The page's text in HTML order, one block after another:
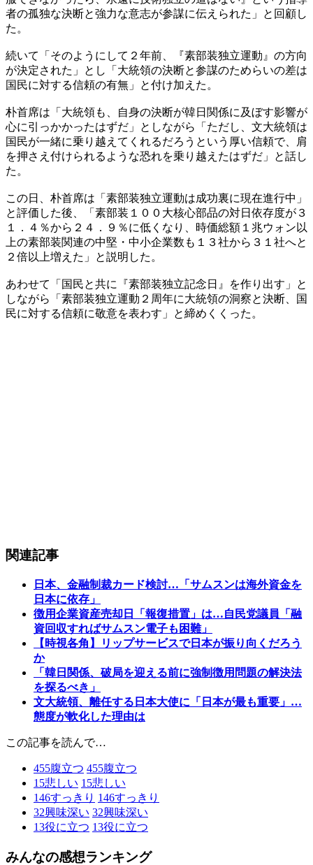
者の孤独な決断と強力な意志が参謀に伝えられた」と回顧し
た。
続いて「そのようにして２年前、『素部装独立運動』の方向
が決定された」とし「大統領の決断と参謀のためらいの差は
国民に対する信頼の有無」と付け加えた。
朴首席は「大統領も、自身の決断が韓日関係に及ぼす影響が
心に引っかかったはずだ」としながら「ただし、文大統領は
国民が一緒に乗り越えてくれるだろうという厚い信頼で、肩
を押さえ付けられるような恐れを乗り越えたはずだ」と話し
た。
この日、朴首席は「素部装独立運動は成功裏に現在進行中」
と評価した後、「素部装１００大核心部品の対日依存度が３
１．４％から２４．９％に低くなり、時価総額１兆ウォン以
上の素部装関連の中堅・中小企業数も１３社から３１社へと
２倍以上増えた」と説明した。
あわせて「国民と共に『素部装独立記念日』を作り出す」と
しながら「素部装独立運動２周年に大統領の洞察と決断、国
民に対する信頼に敬意を表わす」と締めくくった。
関連記事
日本、金融制裁カード検討…「サムスンは海外資金を
日本に依存」
徴用企業資産売却日「報復措置」は…自民党議員「融
資回収すればサムスン電子も困難」
【時視各角】リップサービスで日本が振り向くだろう
か
「韓日関係、破局を迎える前に強制徴用問題の解決法
を探るべき」
文大統領、離任する日本大使に「日本が最も重要」…
態度が軟化した理由は
この記事を読んで…
455腹立つ 455腹立つ
15悲しい 15悲しい
146すっきり 146すっきり
32興味深い 32興味深い
13役に立つ 13役に立つ
みんなの感想ランキング